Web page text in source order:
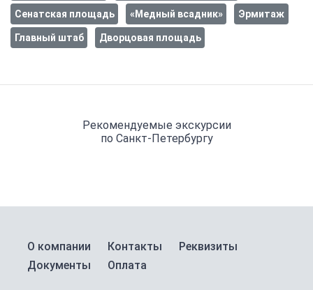
Сенатская площадь «Медный всадник» Эрмитаж
Главный штаб Дворцовая площадь
Рекомендуемые экскурсии
по Санкт-Петербургу
О компании Контакты
Реквизиты
Документы
Оплата